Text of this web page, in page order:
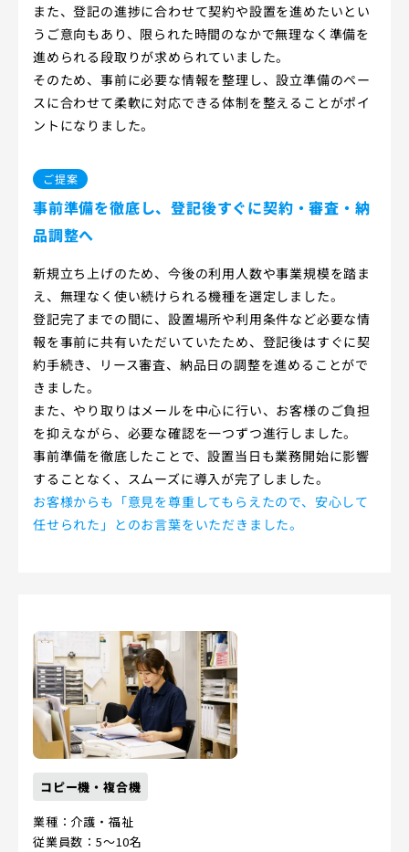
また、登記の進捗に合わせて契約や設置を進めたいとい
うご意向もあり、限られた時間のなかで無理なく準備を
進められる段取りが求められていました。
そのため、事前に必要な情報を整理し、設立準備のペー
スに合わせて柔軟に対応できる体制を整えることがポイ
ントになりました。
ご提案
事前準備を徹底し、登記後すぐに契約・審査・納
品調整へ
新規立ち上げのため、今後の利用人数や事業規模を踏ま
え、無理なく使い続けられる機種を選定しました。
登記完了までの間に、設置場所や利用条件など必要な情
報を事前に共有いただいていたため、登記後はすぐに契
約手続き、リース審査、納品日の調整を進めることがで
きました。
また、やり取りはメールを中心に行い、お客様のご負担
を抑えながら、必要な確認を一つずつ進行しました。
事前準備を徹底したことで、設置当日も業務開始に影響
することなく、スムーズに導入が完了しました。
お客様からも「意見を尊重してもらえたので、安心して
任せられた」とのお言葉をいただきました。
コピー機・複合機
業種：介護・福祉
従業員数：5～10名